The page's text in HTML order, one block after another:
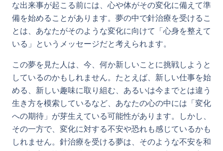
な出来事が起こる前には、心や体がその変化に備えて準
備を始めることがあります。夢の中で針治療を受けるこ
とは、あなたがそのような変化に向けて「心身を整えて
いる」というメッセージだと考えられます。
この夢を見た人は、今、何か新しいことに挑戦しようと
しているのかもしれません。たとえば、新しい仕事を始
める、新しい趣味に取り組む、あるいは今までとは違う
生き方を模索しているなど、あなたの心の中には「変化
への期待」が芽生えている可能性があります。しかし、
その一方で、変化に対する不安や恐れも感じているかも
しれません。針治療を受ける夢は、そのような不安を和